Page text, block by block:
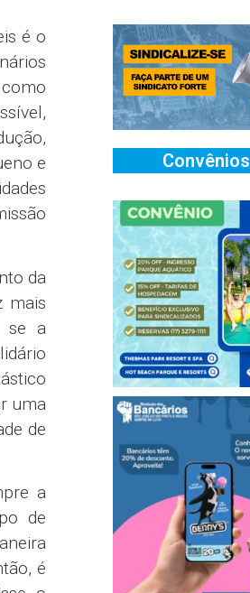
é o
e
da
mais
se a
uma
de
a
de
é
Convênios